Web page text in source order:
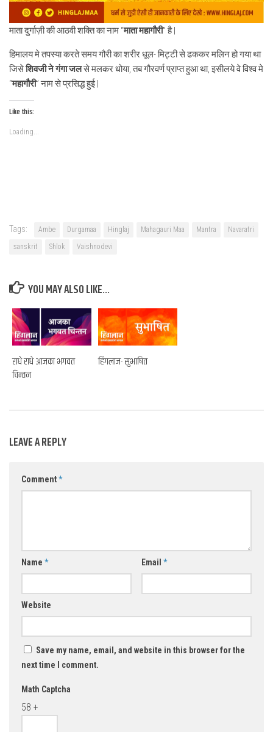
माता दुर्गाज़ी की आठवी शक्ति का नाम “माता महागौरी” है |
हिमालय मे तपस्या करते समय गौरी का शरीर धूल- मिट्टी से ढककर मलिन हो गया था
जिसेशिवजी ने गंगा जलसे मलकर धोया, तब गौरवर्ण प्राप्त हुआ था, इसीलये वे विश्व मे
“महागौरी” नाम से प्रसिद्ध हुई |
Like this:
Loading...
Tags: Ambe Durgamaa Hinglaj Mahagauri Maa Mantra
Navaratri
sanskrit
Shlok Vaishnodevi
YOU MAY ALSO LIKE...
राधे राधे आजका भगवत
चिन्तन
हिंगलाज- सुभाषित
LEAVE A REPLY
Comment*
Name * Email *
Website
Save my name, email, and website in this browser for the
next time I comment.
Math Captcha
58 +